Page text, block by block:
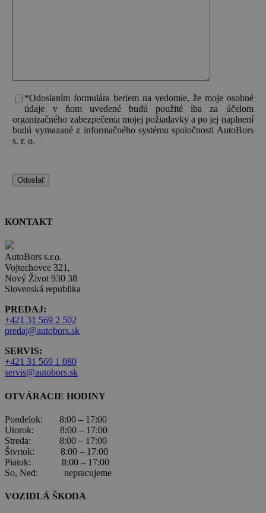
*Odoslaním formulára beriem na vedomie, že moje osobné
údaje v ňom uvedené budú použité iba za účelom
organizačného zabezpečenia mojej požiadavky a po jej naplnení
budú vymazané z informačného systému spoločnosti AutoBors
s. r. o.
KONTAKT
AutoBors s.r.o.
Vojtechovce 321,
Nový Život 930 38
Slovenská republika
PREDAJ:
+421 31 569 2 502
predaj@autobors.sk
SERVIS:
+421 31 569 1 080
servis@autobors.sk
OTVÁRACIE HODINY
Pondelok: 8:00 – 17:00
Utorok: 8:00 – 17:00
Streda: 8:00 – 17:00
Štvrtok: 8:00 – 17:00
Piatok: 8:00 – 17:00
So, Ned: nepracujeme
VOZIDLÁ ŠKODA